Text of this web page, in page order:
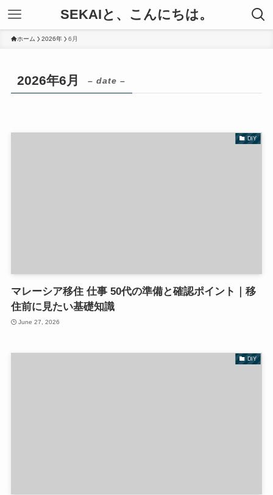
SEKAIと、こんにちは。
ホーム 2026年 6月
2026年6月 – date –
DIY
マレーシア移住 仕事 50代の準備と確認ポイント｜移
住前に見たい基礎知識
June 27, 2026
DIY